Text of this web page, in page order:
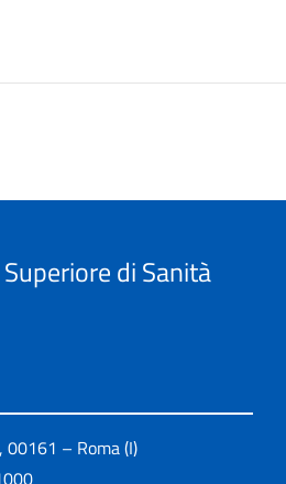
di Sanità
00161 – Roma (I)